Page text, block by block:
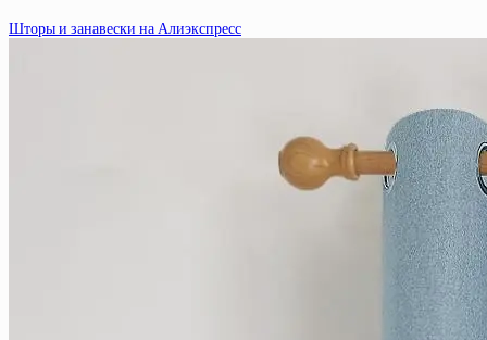
Шторы и занавески на Алиэкспресс